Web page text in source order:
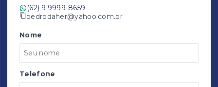
(62) 9 9999-8659
pedrodaher@yahoo.com.br
Nome
Telefone